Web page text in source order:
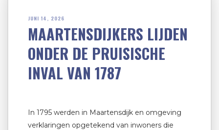
JUNI 14, 2026
MAARTENSDIJKERS LIJDEN
ONDER DE PRUISISCHE
INVAL VAN 1787
In 1795 werden in Maartensdijk en omgeving
verklaringen opgetekend van inwoners die